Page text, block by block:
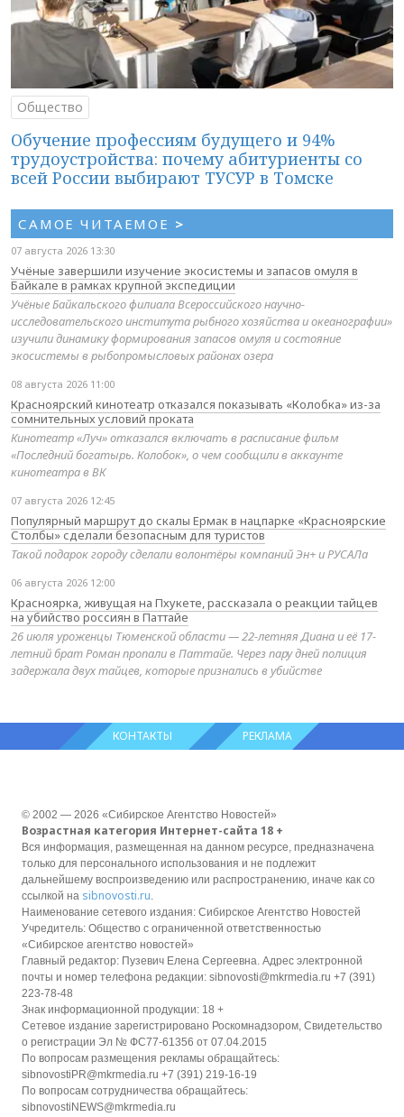
Общество
Обучение профессиям будущего и 94%
трудоустройства: почему абитуриенты со
всей России выбирают ТУСУР в Томске
САМОЕ ЧИТАЕМОЕ >
07 августа 2026 13:30
Учёные завершили изучение экосистемы и запасов омуля в
Байкале в рамках крупной экспедиции
Учёные Байкальского филиала Всероссийского научно-
исследовательского института рыбного хозяйства и океанографии»
изучили динамику формирования запасов омуля и состояние
экосистемы в рыбопромысловых районах озера
08 августа 2026 11:00
Красноярский кинотеатр отказался показывать «Колобка» из-за
сомнительных условий проката
Кинотеатр «Луч» отказался включать в расписание фильм
«Последний богатырь. Колобок», о чем сообщили в аккаунте
кинотеатра в ВК
07 августа 2026 12:45
Популярный маршрут до скалы Ермак в нацпарке «Красноярские
Столбы» сделали безопасным для туристов
Такой подарок городу сделали волонтёры компаний Эн+ и РУСАЛа
06 августа 2026 12:00
Красноярка, живущая на Пхукете, рассказала о реакции тайцев
на убийство россиян в Паттайе
26 июля уроженцы Тюменской области — 22-летняя Диана и её 17-
летний брат Роман пропали в Паттайе. Через пару дней полиция
задержала двух тайцев, которые признались в убийстве
КОНТАКТЫ РЕКЛАМА
© 2002 — 2026 «Сибирское Агентство Новостей»
Возрастная категория Интернет-сайта 18 +
Вся информация, размещенная на данном ресурсе, предназначена
только для персонального использования и не подлежит
дальнейшему воспроизведению или распространению, иначе как со
ссылкой на sibnovosti.ru.
Наименование сетевого издания: Сибирское Агентство Новостей
Учредитель: Общество с ограниченной ответственностью
«Сибирское агентство новостей»
Главный редактор: Пузевич Елена Сергеевна. Адрес электронной
почты и номер телефона редакции: sibnovosti@mkrmedia.ru +7 (391)
223-78-48
Знак информационной продукции: 18 +
Сетевое издание зарегистрировано Роскомнадзором, Свидетельство
о регистрации Эл № ФС77-61356 от 07.04.2015
По вопросам размещения рекламы обращайтесь:
sibnovostiPR@mkrmedia.ru +7 (391) 219-16-19
По вопросам сотрудничества обращайтесь:
sibnovostiNEWS@mkrmedia.ru